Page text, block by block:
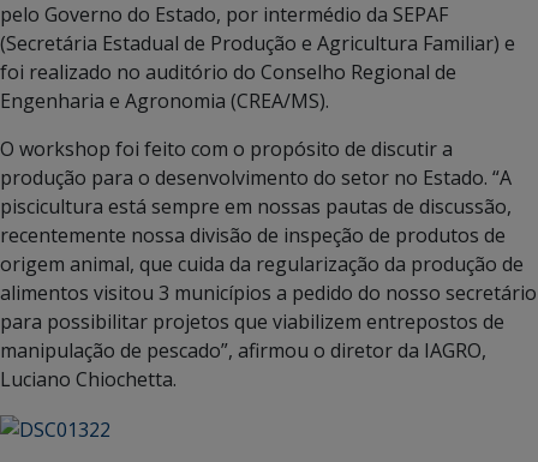
pelo Governo do Estado, por intermédio da SEPAF
(Secretária Estadual de Produção e Agricultura Familiar) e
foi realizado no auditório do Conselho Regional de
Engenharia e Agronomia (CREA/MS).
O workshop foi feito com o propósito de discutir a
produção para o desenvolvimento do setor no Estado. “A
piscicultura está sempre em nossas pautas de discussão,
recentemente nossa divisão de inspeção de produtos de
origem animal, que cuida da regularização da produção de
alimentos visitou 3 municípios a pedido do nosso secretário
para possibilitar projetos que viabilizem entrepostos de
manipulação de pescado”, afirmou o diretor da IAGRO,
Luciano Chiochetta.